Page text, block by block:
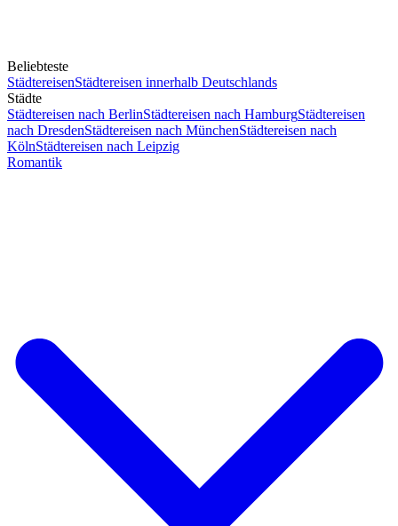
Beliebteste
StädtereisenStädtereisen innerhalb Deutschlands
Städte
Städtereisen nach BerlinStädtereisen nach HamburgStädtereisen
nach DresdenStädtereisen nach MünchenStädtereisen nach
KölnStädtereisen nach Leipzig
Romantik